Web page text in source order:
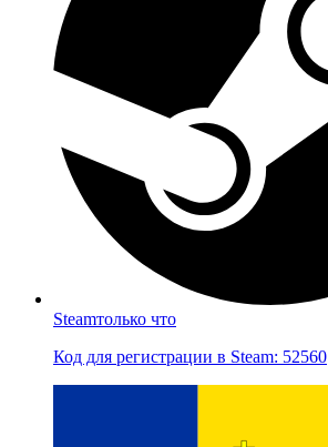
Steamтолько что
Код для регистрации в Steam: 52560